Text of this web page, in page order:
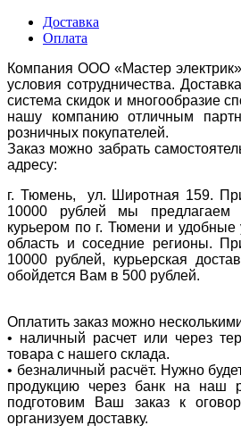
Доставка
Оплата
Компания ООО «Мастер
условия сотрудничества.
система скидок и многообразие
нашу компанию отличным
розничных покупателей.
Заказ можно забрать
адресу:
г. Тюмень, ул. Широтная 159.
10000 рублей мы предлагаем
курьером по г. Тюмени и удобные
область и соседние регионы.
10000 рублей, курьерская
обойдется Вам в 500 рублей.
Оплатить заказ можно
• наличный расчет или через
товара с нашего склада.
• безналичный расчёт. Нужно
продукцию через банк на наш
подготовим Ваш заказ к
организуем доставку.